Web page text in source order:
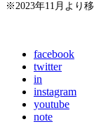
※2023年11月より移
facebook
twitter
in
instagram
youtube
note